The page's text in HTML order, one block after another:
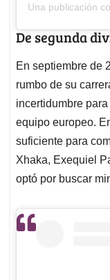
Una publicación
De segunda
En septiembre de
rumbo de su
incertidumbre
equipo europeo.
suficiente para
Xhaka, Exequiel
optó por buscar